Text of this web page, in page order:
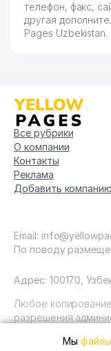
телефон, факс,
другая
Pages Uzbekistan.
Все рубрики
О компании
Контакты
Реклама
Добавить компанию
Email:
По поводу
Адрес: 100170,
Любое
разрешения
Copyright © Yellow
Мы